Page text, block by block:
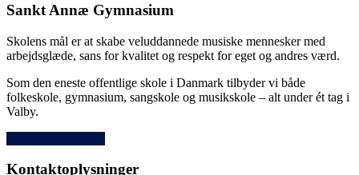
Sankt Annæ Gymnasium
Skolens mål er at skabe veluddannede musiske mennesker med
arbejdsglæde, sans for kvalitet og respekt for eget og andres værd.
Som den eneste offentlige skole i Danmark tilbyder vi både
folkeskole, gymnasium, sangskole og musikskole – alt under ét tag i
Valby.
Kontaktoplysninger